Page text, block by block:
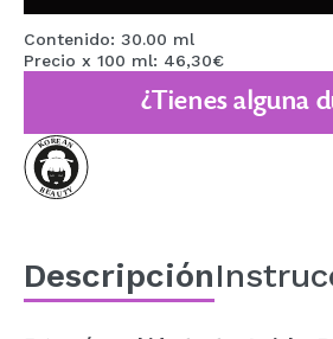
OFERTAS
¡HAN VUELTO!
PRÓXIMAMENTE
Contenido: 30.00 ml
Precio x 100 ml: 46,30€
¿Tienes alguna
Descripción